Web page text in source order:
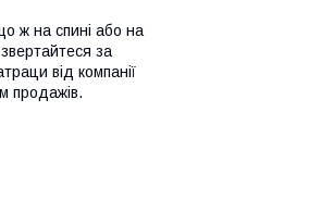
ж на спині або на
за
від компанії
продажів.